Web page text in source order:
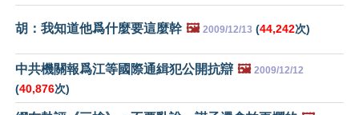
胡：我知道他爲什麼要這麼幹 🖼️ 2009/12/13 (44,242次)
中共機關報爲江等國際通緝犯公開抗辯 🖼️ 2009/12/12
(40,876次)